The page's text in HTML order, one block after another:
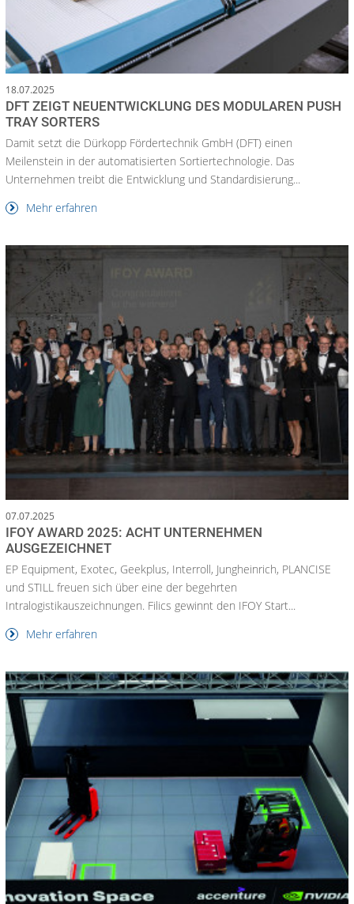
18.07.2025
DFT ZEIGT NEUENTWICKLUNG DES MODULAREN PUSH
TRAY SORTERS
Damit setzt die Dürkopp Fördertechnik GmbH (DFT) einen
Meilenstein in der automatisierten Sortiertechnologie. Das
Unternehmen treibt die Entwicklung und Standardisierung...
Mehr erfahren
07.07.2025
IFOY AWARD 2025: ACHT UNTERNEHMEN
AUSGEZEICHNET
EP Equipment, Exotec, Geekplus, Interroll, Jungheinrich, PLANCISE
und STILL freuen sich über eine der begehrten
Intralogistikauszeichnungen. Filics gewinnt den IFOY Start...
Mehr erfahren